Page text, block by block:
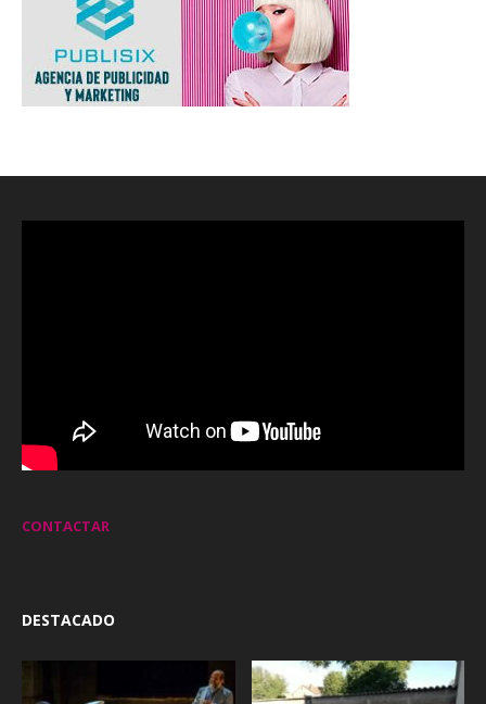
CONTACTAR
DESTACADO